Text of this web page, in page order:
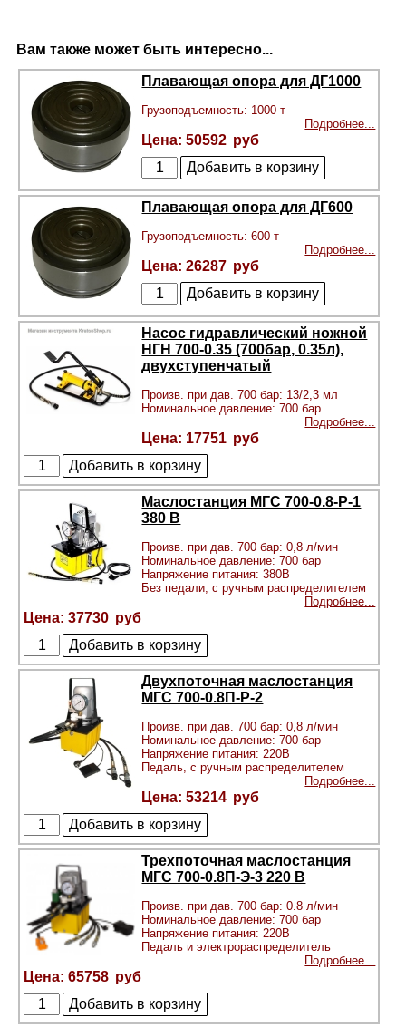
Вам также может быть интересно...
Плавающая опора для ДГ1000
Грузоподъемность: 1000 т
Подробнее...
50592
Плавающая опора для ДГ600
Грузоподъемность: 600 т
Подробнее...
26287
Насос гидравлический ножной
НГН 700-0.35 (700бар, 0.35л),
двухступенчатый
Произв. при дав. 700 бар: 13/2,3 мл
Номинальное давление: 700 бар
Подробнее...
17751
Маслостанция МГС 700-0.8-Р-1
380 В
Произв. при дав. 700 бар: 0,8 л/мин
Номинальное давление: 700 бар
Напряжение питания: 380В
Без педали, с ручным распределителем
Подробнее...
37730
Двухпоточная маслостанция
МГС 700-0.8П-Р-2
Произв. при дав. 700 бар: 0,8 л/мин
Номинальное давление: 700 бар
Напряжение питания: 220В
Педаль, с ручным распределителем
Подробнее...
53214
Трехпоточная маслостанция
МГС 700-0.8П-Э-3 220 В
Произв. при дав. 700 бар: 0.8 л/мин
Номинальное давление: 700 бар
Напряжение питания: 220В
Педаль и электрораспределитель
Подробнее...
65758